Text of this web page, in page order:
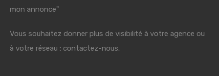
mon annonce"
Vous souhaitez donner plus de visibilité à votre agence ou
à votre réseau : contactez-nous.